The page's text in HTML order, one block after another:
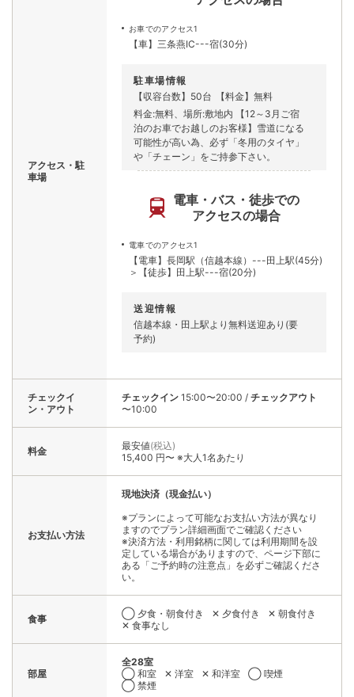
アクセス・駐
車場
お車でのアクセス1
【車】三条燕IC---宿(30分)
駐車場情報
【収容台数】50台
【料金】無料
料金:無料、場所:敷地内 【12～3月ご宿
泊のお車でお越しのお客様】雪道になる
可能性が高い為、必ず「冬用のタイヤ」
や「チェーン」をご持参下さい。
電車・バス・徒歩での
アクセスの場合
電車でのアクセス1
【電車】長岡駅（信越本線）---田上駅(45分)
＞【徒歩】田上駅---宿(20分)
送迎情報
信越本線・田上駅より無料送迎あり(要
予約)
チェックイ
ン・アウト
チェックイン 15:00〜20:00 / チェックアウト
〜10:00
料金 最安値(税込)
15,400 円〜 ※大人1名あたり
お支払い方法
現地決済（現金払い）
※プランによって可能なお支払い方法が異なり
ますのでプラン詳細画面でご確認ください
※決済方法・利用銘柄に関しては利用期間を設
定している場合がありますので、ページ下部に
ある「ご予約時の注意点」を必ずご確認くださ
い。
食事 ◯ 夕食・朝食付き ✕ 夕食付き
✕ 朝食付き
✕ 食事なし
部屋
全28室
◯ 和室
✕ 洋室 ✕ 和洋室
◯ 喫煙
◯ 禁煙